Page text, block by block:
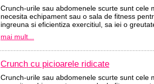
Crunch-urile sau abdomenele scurte sunt cele
necesita echipament sau o sala de fitness
ingreuna si eficientiza exercitiul, sa iei o
mai mult...
Crunch cu picioarele ridicate
Crunch-urile sau abdomenele scurte sunt cele